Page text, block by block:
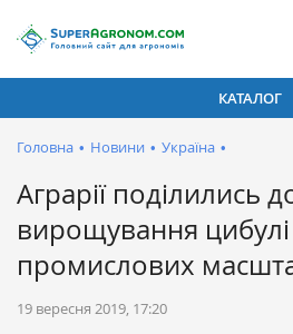
КАТАЛОГ
Головна • Новини • Україна •
Аграрії поділились
вирощування
промислових
19 вересня 2019, 17:20